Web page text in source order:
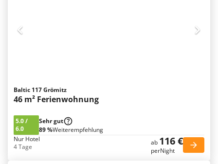
Baltic 117 Grömitz
46 m² Ferienwohnung
5.0/
6.0
Sehr gut
89 %Weiterempfehlung
Nur Hotel
4 Tage
ab 116 €
perNight